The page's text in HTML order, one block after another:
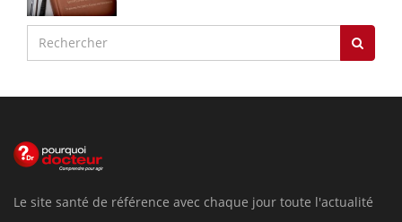
Le site santé de référence avec chaque jour toute l'actualité